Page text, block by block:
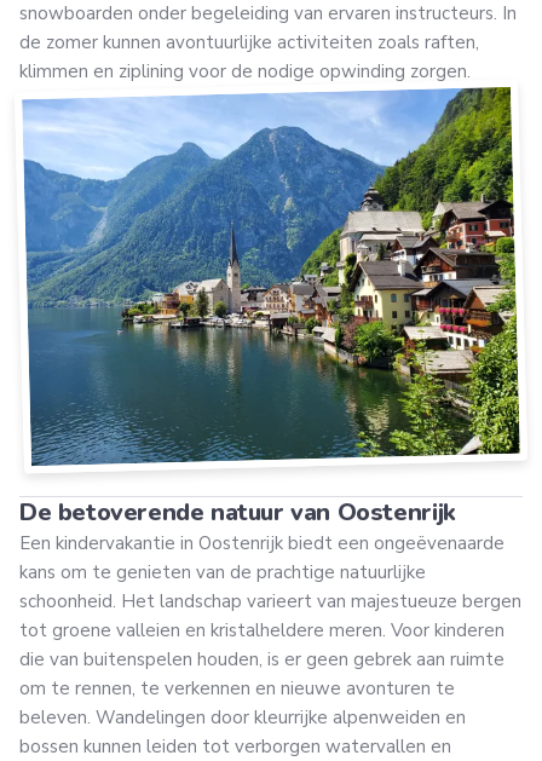
snowboarden onder begeleiding van ervaren instructeurs. In
de zomer kunnen avontuurlijke activiteiten zoals raften,
klimmen en ziplining voor de nodige opwinding zorgen.
De betoverende natuur van Oostenrijk
Een kindervakantie in Oostenrijk biedt een ongeëvenaarde
kans om te genieten van de prachtige natuurlijke
schoonheid. Het landschap varieert van majestueuze bergen
tot groene valleien en kristalheldere meren. Voor kinderen
die van buitenspelen houden, is er geen gebrek aan ruimte
om te rennen, te verkennen en nieuwe avonturen te
beleven. Wandelingen door kleurrijke alpenweiden en
bossen kunnen leiden tot verborgen watervallen en